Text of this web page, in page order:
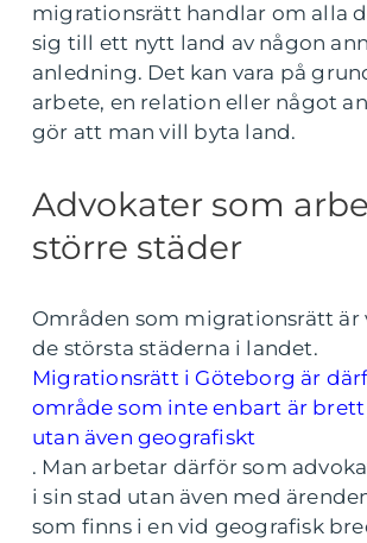
migrationsrätt handlar om alla
sig till ett nytt land av någon
anledning. Det kan vara på
arbete, en relation eller något
gör att man vill byta land.
Advokater som
större städer
Områden som migrationsrätt är
de största städerna i landet.
Migrationsrätt i Göteborg är
område som inte enbart är
utan även geografiskt
. Man arbetar därför som
i sin stad utan även med
som finns i en vid geografisk